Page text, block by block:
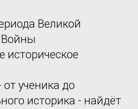
Великой
Войны
историческое
ученика до
историка - найдёт